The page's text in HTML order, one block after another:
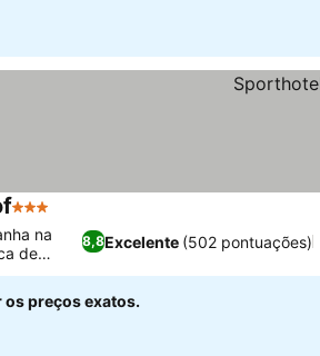
3 Estrelas
8,8Excelente (502 pontuações)
na
de
os preços exatos.